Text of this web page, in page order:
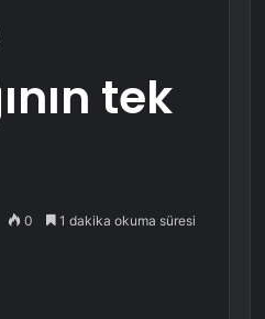
tek
0 1 dakika okuma süresi